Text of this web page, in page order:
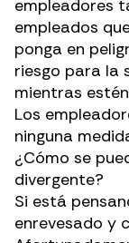
empleadores
empleados
ponga en
riesgo para la
mientras
Los
ninguna
¿Cómo se
divergente?
Si está
enrevesado y